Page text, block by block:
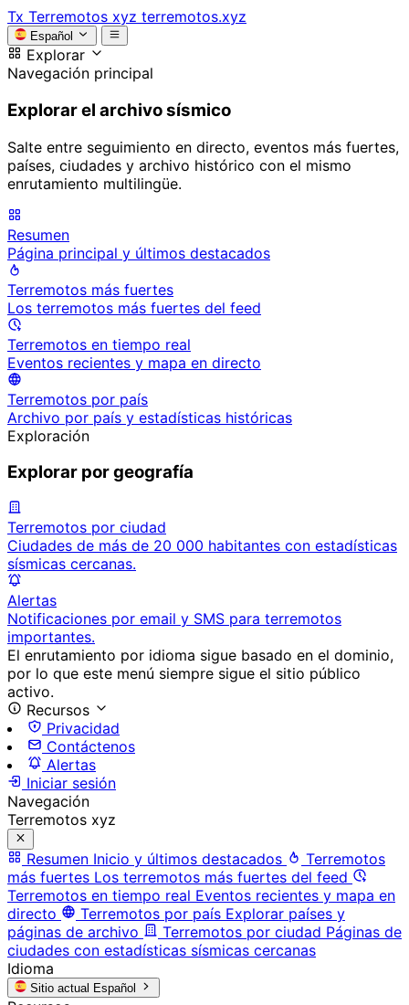
Tx Terremotos xyz terremotos.xyz
Español
Explorar
Navegación principal
Explorar el archivo sísmico
Salte entre seguimiento en directo, eventos más fuertes,
países, ciudades y archivo histórico con el mismo
enrutamiento multilingüe.
Resumen
Página principal y últimos destacados
Terremotos más fuertes
Los terremotos más fuertes del feed
Terremotos en tiempo real
Eventos recientes y mapa en directo
Terremotos por país
Archivo por país y estadísticas históricas
Exploración
Explorar por geografía
Terremotos por ciudad
Ciudades de más de 20 000 habitantes con estadísticas
sísmicas cercanas.
Alertas
Notificaciones por email y SMS para terremotos
importantes.
El enrutamiento por idioma sigue basado en el dominio,
por lo que este menú siempre sigue el sitio público
activo.
Recursos
Privacidad
Contáctenos
Alertas
Iniciar sesión
Navegación
Terremotos xyz
Resumen Inicio y últimos destacados
Terremotos
más fuertes Los terremotos más fuertes del feed
Terremotos en tiempo real Eventos recientes y mapa en
directo
Terremotos por país Explorar países y
páginas de archivo
Terremotos por ciudad Páginas de
ciudades con estadísticas sísmicas cercanas
Idioma
Sitio actual Español